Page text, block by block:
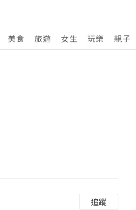
美食 旅遊 女生 玩樂 親子
追蹤